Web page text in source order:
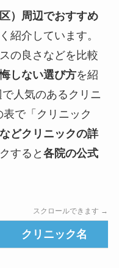
）周辺でおすすめ
紹介しています。
の良さなどを比較
しない選び方を紹
人気のあるクリニ
で「クリニック
どクリニックの詳
すると各院の公式
スクロールできます →
クリニック名